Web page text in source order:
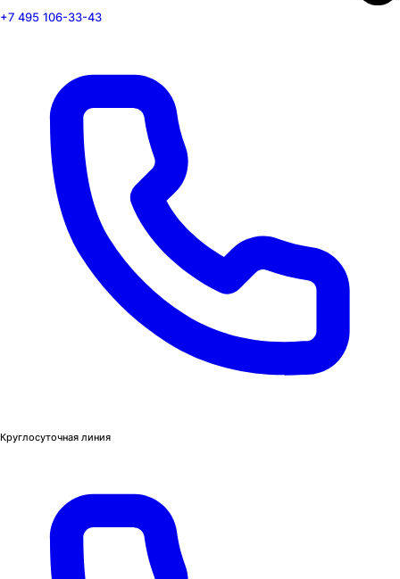
+7 495 106-33-43
Круглосуточная линия